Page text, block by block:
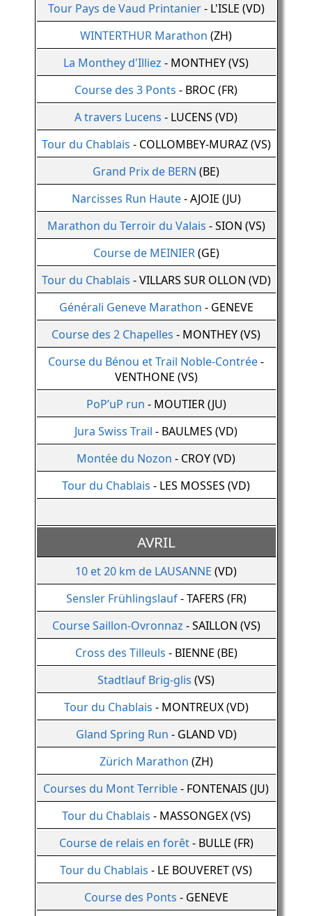
Tour Pays de Vaud Printanier- L'ISLE (VD)
WINTERTHUR Marathon (ZH)
La Monthey d'Illiez - MONTHEY (VS)
Course des 3 Ponts - BROC (FR)
A travers Lucens - LUCENS (VD)
Tour du Chablais - COLLOMBEY-MURAZ (VS)
Grand Prix de BERN (BE)
Narcisses Run Haute- AJOIE (JU)
Marathon du Terroir du Valais - SION (VS)
Course de MEINIER(GE)
Tour du Chablais - VILLARS SUR OLLON (VD)
Générali Geneve Marathon - GENEVE
Course des 2 Chapelles - MONTHEY (VS)
Course du Bénou et Trail Noble-Contrée-
VENTHONE (VS)
PoP’uP run - MOUTIER (JU)
Jura Swiss Trail - BAULMES (VD)
Montée du Nozon - CROY (VD)
Tour du Chablais - LES MOSSES (VD)
AVRIL
10 et 20 km de LAUSANNE (VD)
Sensler Frühlingslauf- TAFERS (FR)
Course Saillon-Ovronnaz - SAILLON (VS)
Cross des Tilleuls - BIENNE (BE)
Stadtlauf Brig-glis (VS)
Tour du Chablais - MONTREUX (VD)
Gland Spring Run - GLAND VD)
Zürich Marathon (ZH)
Courses du Mont Terrible- FONTENAIS (JU)
Tour du Chablais - MASSONGEX (VS)
Course de relais en forêt- BULLE (FR)
Tour du Chablais - LE BOUVERET (VS)
Course des Ponts - GENEVE